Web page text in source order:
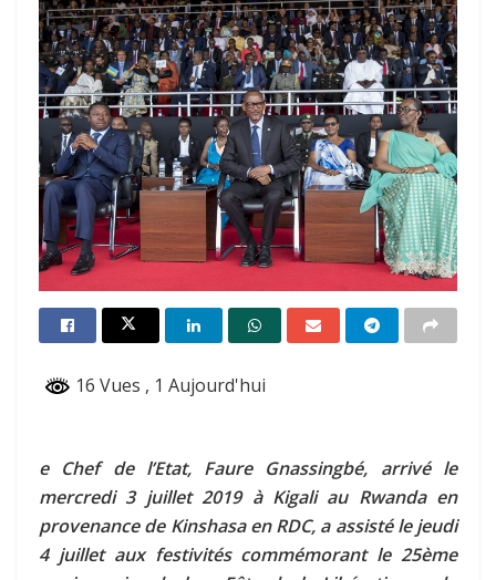
16 Vues , 1 Aujourd'hui
e Chef de l’Etat, Faure Gnassingbé, arrivé le
mercredi 3 juillet 2019 à Kigali au Rwanda en
provenance de Kinshasa en RDC, a assisté le jeudi
4 juillet aux festivités commémorant le 25ème